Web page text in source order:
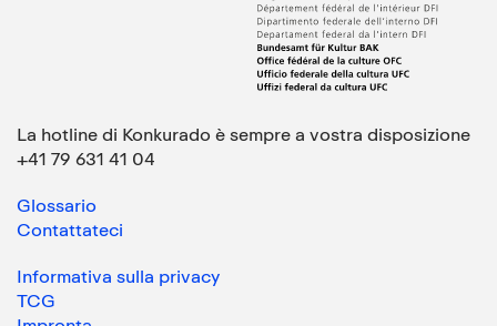
La hotline di Konkurado è sempre a vostra disposizione
+41 79 631 41 04
Glossario
Contattateci
Informativa sulla privacy
TCG